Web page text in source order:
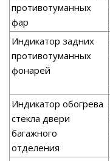
противотуманных
фар
Индикатор задних
противотуманных
фонарей
Индикатор обогрева
стекла двери
багажного
отделения